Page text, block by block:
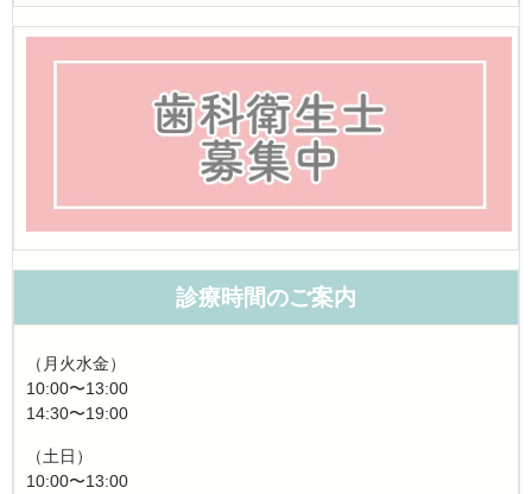
診療時間のご案内
（月火水金）
10:00〜13:00
14:30〜19:00
（土日）
10:00〜13:00